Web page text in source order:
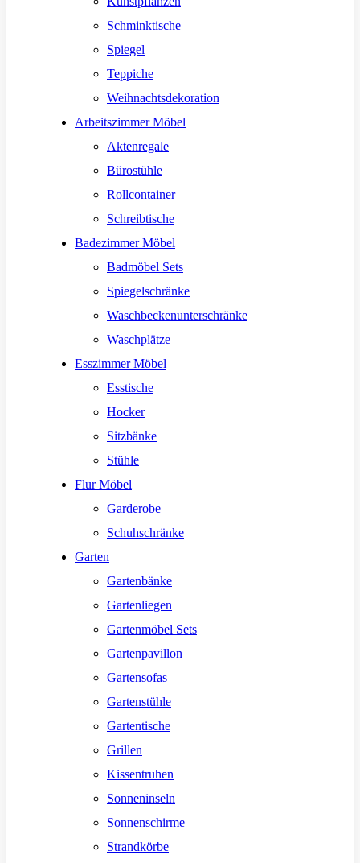
Schminktische
Spiegel
Teppiche
Weihnachtsdekoration
Arbeitszimmer Möbel
Aktenregale
Bürostühle
Rollcontainer
Schreibtische
Badezimmer Möbel
Badmöbel Sets
Spiegelschränke
Waschbeckenunterschränke
Waschplätze
Esszimmer Möbel
Esstische
Hocker
Sitzbänke
Stühle
Flur Möbel
Garderobe
Schuhschränke
Garten
Gartenbänke
Gartenliegen
Gartenmöbel Sets
Gartenpavillon
Gartensofas
Gartenstühle
Gartentische
Grillen
Kissentruhen
Sonneninseln
Sonnenschirme
Strandkörbe